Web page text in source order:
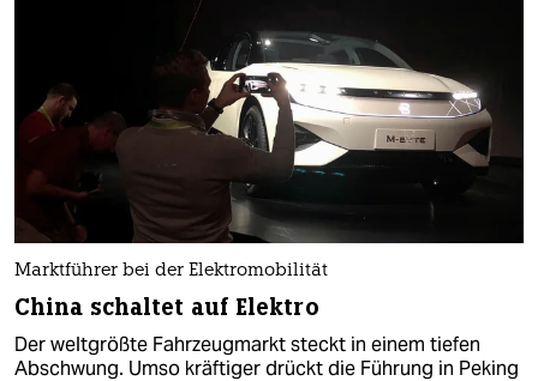
Marktführer bei der Elektromobilität
China schaltet auf Elektro
Der weltgrößte Fahrzeugmarkt steckt in einem tiefen
Abschwung. Umso kräftiger drückt die Führung in Peking